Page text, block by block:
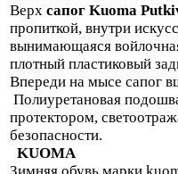
Верх сапог Kuoma
пропиткой, внутри
вынимающаяся
плотный пластиковый
Впереди на мысе сапог
Полиуретановая
протектором,
безопасности.
KUOMA
Зимняя обувь марки